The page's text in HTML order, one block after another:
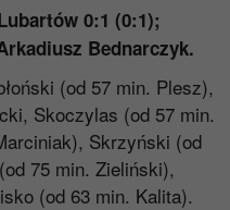
0:1 (0:1);
Bednarczyk.
(od 57 min. Plesz),
Skoczylas (od 57 min.
Skrzyński (od
75 min. Zieliński),
(od 63 min. Kalita).